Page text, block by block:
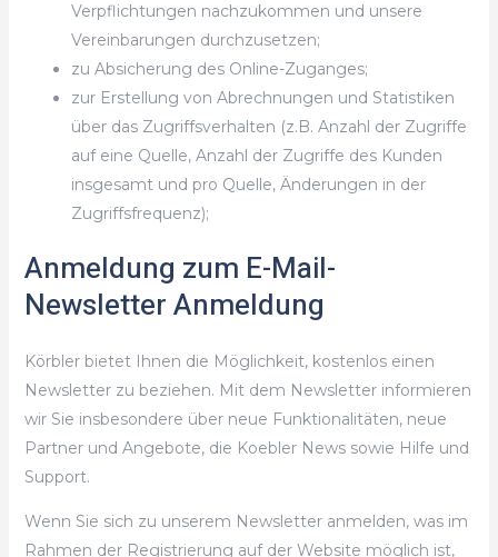
Verpflichtungen nachzukommen und unsere
Vereinbarungen durchzusetzen;
zu Absicherung des Online-Zuganges;
zur Erstellung von Abrechnungen und Statistiken
über das Zugriffsverhalten (z.B. Anzahl der Zugriffe
auf eine Quelle, Anzahl der Zugriffe des Kunden
insgesamt und pro Quelle, Änderungen in der
Zugriffsfrequenz);
Anmeldung zum E-Mail-
Newsletter Anmeldung
Körbler bietet Ihnen die Möglichkeit, kostenlos einen
Newsletter zu beziehen. Mit dem Newsletter informieren
wir Sie insbesondere über neue Funktionalitäten, neue
Partner und Angebote, die Koebler News sowie Hilfe und
Support.
Wenn Sie sich zu unserem Newsletter anmelden, was im
Rahmen der Registrierung auf der Website möglich ist,